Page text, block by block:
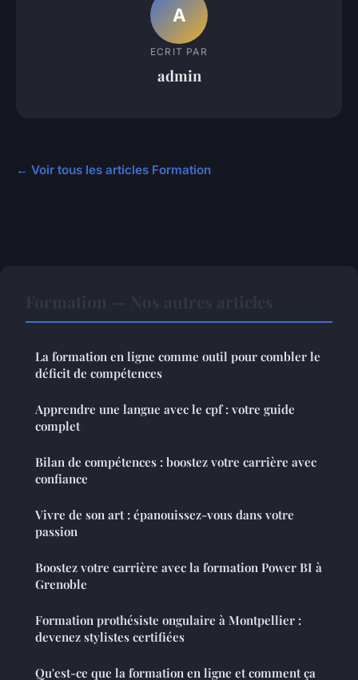
A
ECRIT PAR
admin
← Voir tous les articles Formation
La formation en ligne comme outil pour combler le
déficit de compétences
Apprendre une langue avec le cpf : votre guide
complet
Bilan de compétences : boostez votre carrière avec
confiance
Vivre de son art : épanouissez-vous dans votre
passion
Boostez votre carrière avec la formation Power BI à
Grenoble
Formation prothésiste ongulaire à Montpellier :
devenez stylistes certifiées
Qu'est-ce que la formation en ligne et comment ça